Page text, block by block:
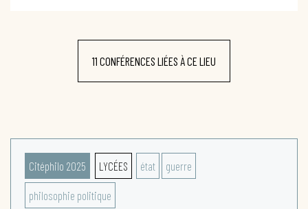
11 CONFÉRENCES LIÉES À CE LIEU
Citéphilo 2025 LYCÉES état guerre
philosophie politique